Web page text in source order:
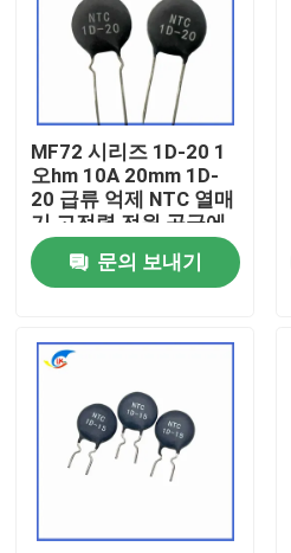
제품
비디오
MF72 시리즈 1D-20 1
오hm 10A 20mm 1D-
20 급류 억제 NTC 열매
기 고전력 전원 공급에
적합
문의 보내기